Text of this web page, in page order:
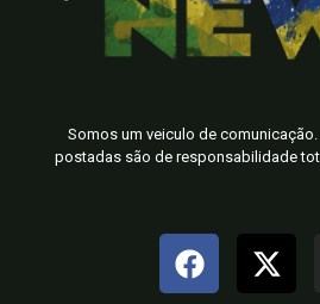
Somos um veiculo de
postadas são de responsabilidade